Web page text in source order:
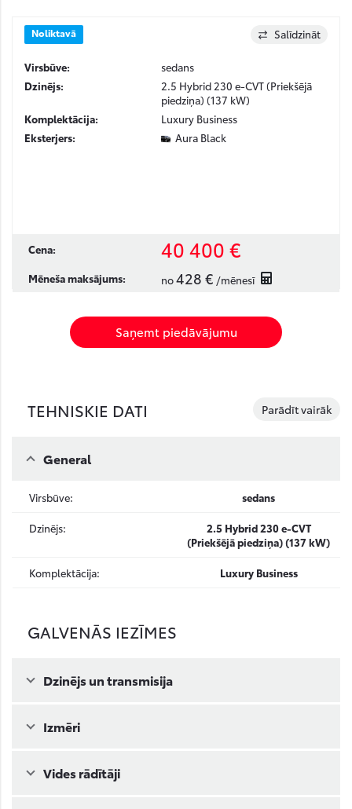
Noliktavā Salīdzināt
Virsbūve:
sedans
Dzinējs:
2.5 Hybrid 230 e-CVT (Priekšējā
piedziņa) (137 kW)
Komplektācija:
Luxury Business
Eksterjers:
Aura Black
Cena: 40 400 €
Mēneša maksājums: no428 € /mēnesī
Saņemt piedāvājumu
Parādīt vairāk
TEHNISKIE DATI
General
Virsbūve: sedans
Dzinējs:
2.5 Hybrid 230 e-CVT
(Priekšējā piedziņa) (137 kW)
Komplektācija: Luxury Business
GALVENĀS IEZĪMES
Dzinējs un transmisija
Izmēri
Vides rādītāji